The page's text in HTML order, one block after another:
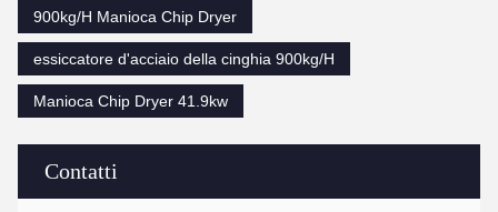
Contatti
900kg/H Manioca Chip Dryer
essiccatore d'acciaio della cinghia 900kg/H
Manioca Chip Dryer 41.9kw